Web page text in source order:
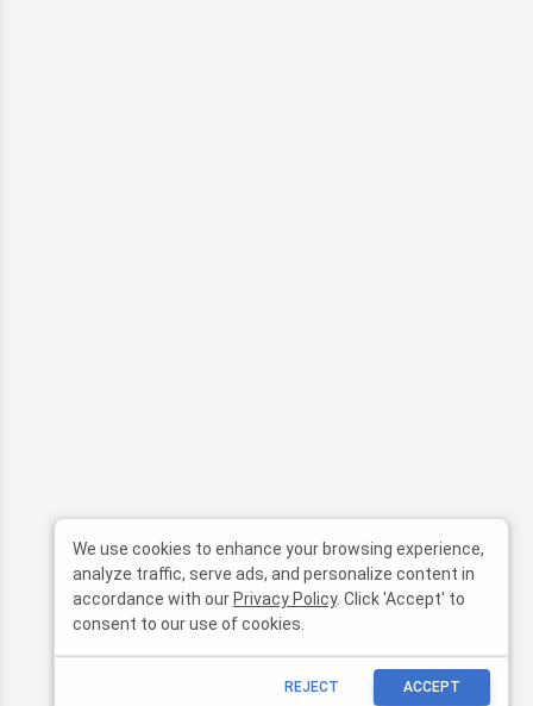
We use cookies to enhance your browsing experience,
analyze traffic, serve ads, and personalize content in
accordance with ourPrivacy Policy. Click 'Accept' to
consent to our use of cookies.
REJECT ACCEPT